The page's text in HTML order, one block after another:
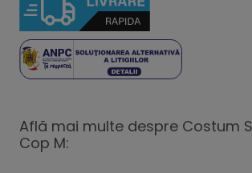
Află mai multe despre Costum
Cop M: